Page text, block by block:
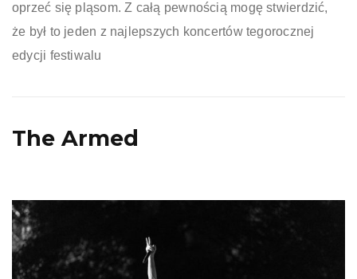
oprzeć się pląsom. Z całą pewnością mogę stwierdzić,
że był to jeden z najlepszych koncertów tegorocznej
edycji festiwalu
The Armed